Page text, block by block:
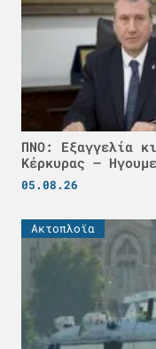
ΠΝΟ: Εξαγγελία
Κέρκυρας –
05.08.26
Ακτοπλοϊα